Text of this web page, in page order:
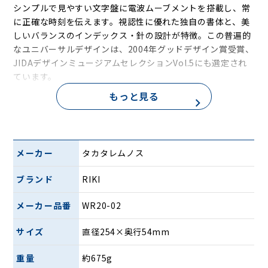
シンプルで見やすい文字盤に電波ムーブメントを搭載し、常
に正確な時刻を伝えます。視認性に優れた独自の書体と、美
しいバランスのインデックス・針の設計が特徴。この普遍的
なユニバーサルデザインは、2004年グッドデザイン賞受賞、
JIDAデザインミュージアムセレクションVol.5にも選定され
ています。
楽器専門の木工職人が仕上げた高品質プライウッドの木枠
は、断面の美しさがアクセント。モダンで軽やかな印象を与
え、どんな空間にも馴染みます。しかも電波時計仕様だか
ら、標準電波を自動受信し、面倒な時刻合わせは不要。いつ
も正確な時間をお知らせします。
もっと見る
メーカー タカタレムノス
ブランド RIKI
メーカー品番 WR20-02
サイズ 直径254×奥行54mm
重量 約675g